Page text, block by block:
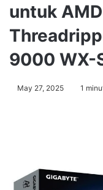
untuk
9000 WX-
May 27, 2025 1